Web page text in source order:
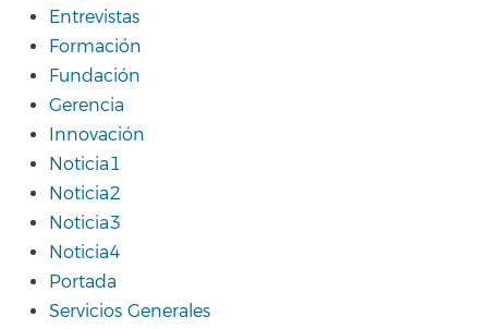
Entrevistas
Formación
Fundación
Gerencia
Innovación
Noticia1
Noticia2
Noticia3
Noticia4
Portada
Servicios Generales